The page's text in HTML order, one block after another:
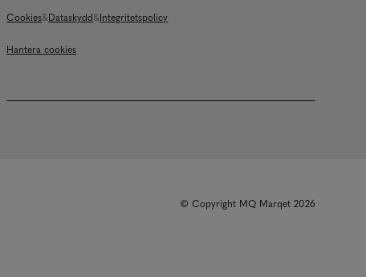
Cookies Dataskydd Integritetspolicy
Hantera cookies
© Copyright MQ Marqet 2026